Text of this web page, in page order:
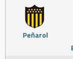
Peñarol